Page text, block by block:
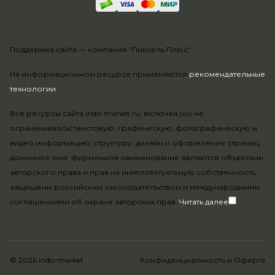
На информационном ресурсе применяются рекомендательные
технологии.
Все ресурсы сайта indo-market.ru, включая (но не
ограничиваясь) текстовую, графическую, фотографическую и
видео информацию, структуру, дизайн и оформление страниц,
доменное имя, фирменное наименование являются объектами
авторского права и прав на интеллектуальную собственность,
защищены российским законодательством и международными
соглашениями об охране авторских прав. Читать далее
Поддержка сайта — компания "Пиксель Плюс"
© 2026 indo-market Конфиденциальность и Оферта